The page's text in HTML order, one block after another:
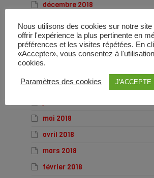
décembre 2018
novembre 2018
octobre 2018
septembre 2018
juillet 2018
mai 2018
avril 2018
mars 2018
février 2018
Nous utilisons des cookies sur notre site
offrir l'expérience la plus pertinente en
préférences et les visites répétées. En
«Accepter», vous consentez à
cookies.
Paramètres des cookies J'ACCEPTE